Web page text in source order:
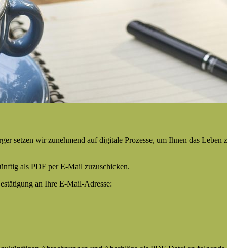
setzen wir zunehmend auf digitale Prozesse, um Ihnen das Leben
als PDF per E-Mail zuzuschicken.
an Ihre E-Mail-Adresse: